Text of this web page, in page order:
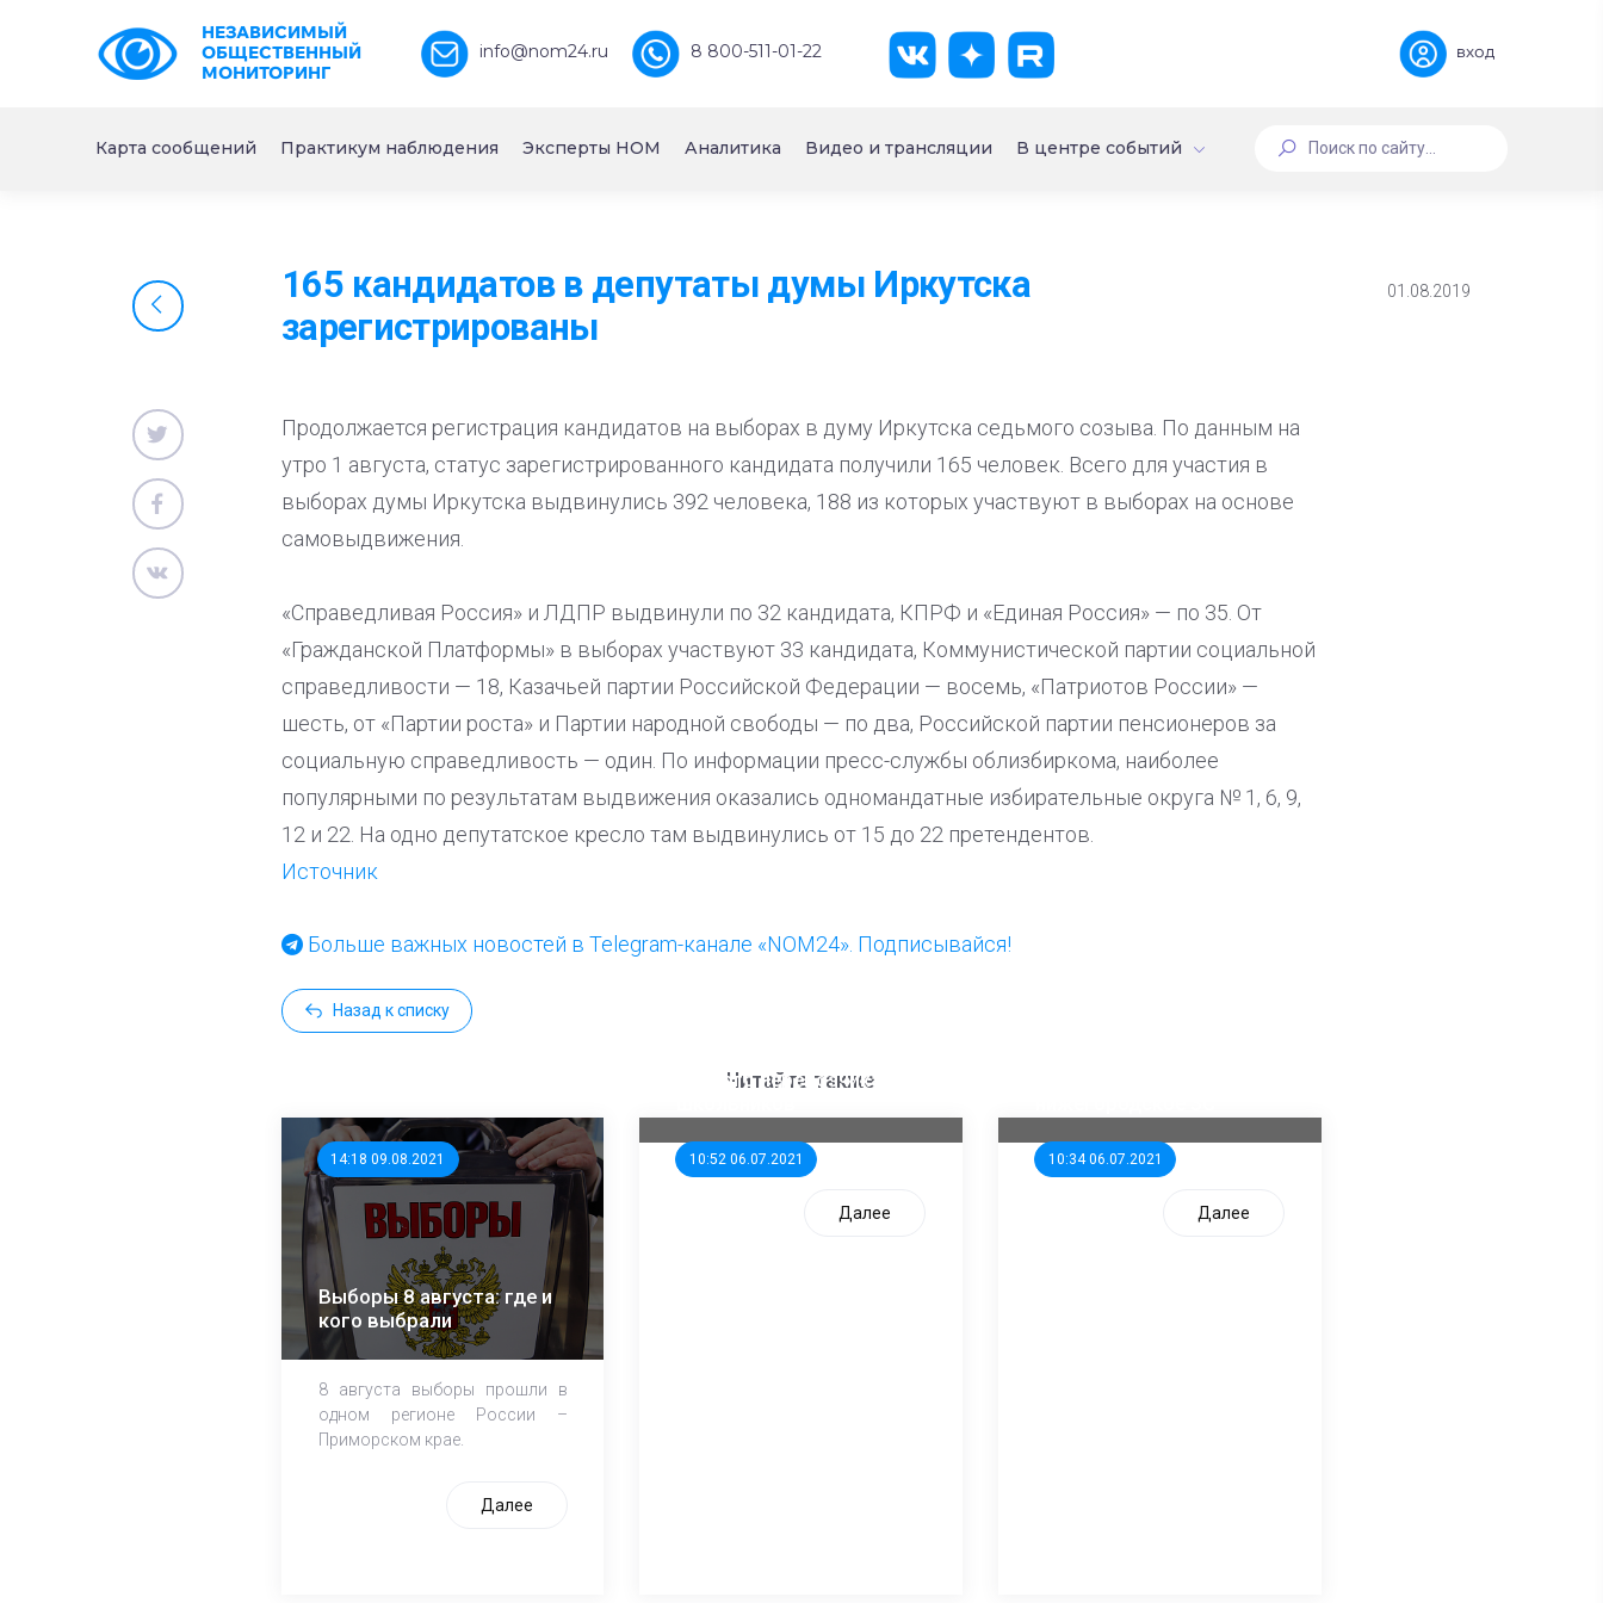
НЕЗАВИСИМЫЙ
ОБЩЕСТВЕННЫЙ
МОНИТОРИНГ
info@nom24.ru 8 800-511-01-22 вход
Карта сообщений Практикум наблюдения Эксперты НОМ Аналитика Видео и трансляции В центре событий
165 кандидатов в депутаты думы Иркутска
зарегистрированы
01.08.2019
Продолжается регистрация кандидатов на выборах в думу Иркутска седьмого созыва. По данным на
утро 1 августа, статус зарегистрированного кандидата получили 165 человек. Всего для участия в
выборах думы Иркутска выдвинулись 392 человека, 188 из которых участвуют в выборах на основе
самовыдвижения.
«Справедливая Россия» и ЛДПР выдвинули по 32 кандидата, КПРФ и «Единая Россия» — по 35. От
«Гражданской Платформы» в выборах участвуют 33 кандидата, Коммунистической партии социальной
справедливости — 18, Казачьей партии Российской Федерации — восемь, «Патриотов России» —
шесть, от «Партии роста» и Партии народной свободы — по два, Российской партии пенсионеров за
социальную справедливость — один. По информации пресс-службы облизбиркома, наиболее
популярными по результатам выдвижения оказались одномандатные избирательные округа № 1, 6, 9,
12 и 22. На одно депутатское кресло там выдвинулись от 15 до 22 претендентов.
Источник
Больше важных новостей в Telegram-канале «NOM24». Подписывайся!
Назад к списку
Читайте также
14:18 09.08.2021
Выборы 8 августа: где и
кого выбрали
8 августа выборы прошли в
одном регионе России –
Приморском крае.
Далее
10:52 06.07.2021
единого перевозчика для
Далее
10:34 06.07.2021
Далее